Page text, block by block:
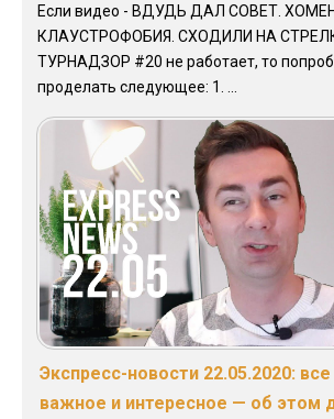
Если видео - ВДУДЬ ДАЛ СОВЕТ.
КЛАУСТРОФОБИЯ. СХОДИЛИ НА
ТУРНАДЗОР #20 не работает, то
проделать следующее: 1. ...
Экспресс-новости 22.05.2020:
важное и интересное — об этом